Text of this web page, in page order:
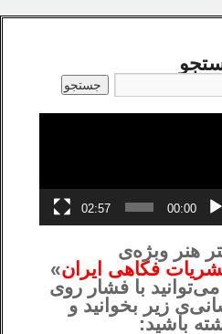
00:00
02:57
هنر وبژه‌ی
فکاهی ایران»
می‌توانید با فشار روی
زیر بخوانید و
باشید: